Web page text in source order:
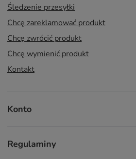
Śledzenie przesyłki
Chcę zareklamować produkt
Chcę zwrócić produkt
Chcę wymienić produkt
Kontakt
Konto
Regulaminy